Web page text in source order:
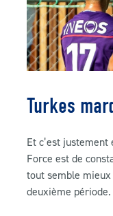
Turkes
Et c’est
Force est de
tout semble
deuxième période.